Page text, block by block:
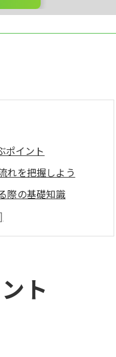
ポイント
れを把握しよう
際の基礎知識
術の概要
全対策入門
工事の実践手法
工事方法とは
ト